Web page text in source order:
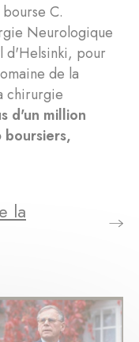
C.
Neurologique
d'Helsinki, pour
de la
chirurgie
d'un million
la